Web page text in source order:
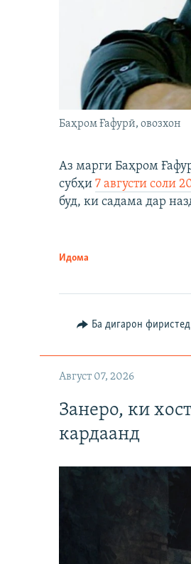
Баҳром Ғафурӣ, овозхон
Аз марги Баҳром
субҳи 7 августи соли
буд, ки садама дар
Идома
Ба дигарон фиристед
Август 07, 2026
Занеро, ки
кардаанд